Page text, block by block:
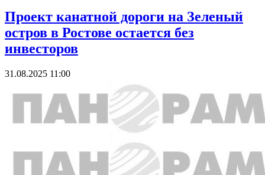
Проект канатной дороги на Зеленый
остров в Ростове остается без
инвесторов
31.08.2025 11:00